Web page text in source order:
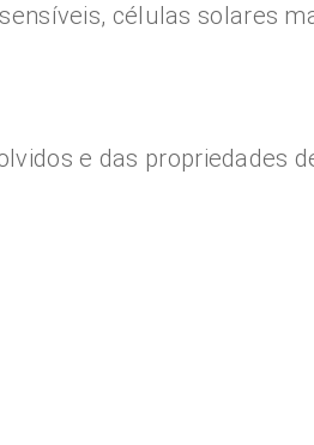
células solares
e das propriedades